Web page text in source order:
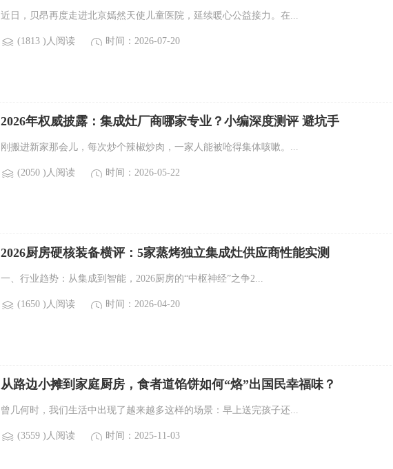
近日，贝昂再度走进北京嫣然天使儿童医院，延续暖心公益接力。在...
(1813 )人阅读 时间：2026-07-20
2026年权威披露：集成灶厂商哪家专业？小编深度测评 避坑手
刚搬进新家那会儿，每次炒个辣椒炒肉，一家人能被呛得集体咳嗽。...
(2050 )人阅读 时间：2026-05-22
2026厨房硬核装备横评：5家蒸烤独立集成灶供应商性能实测
一、行业趋势：从集成到智能，2026厨房的“中枢神经”之争2...
(1650 )人阅读 时间：2026-04-20
从路边小摊到家庭厨房，食者道馅饼如何“烙”出国民幸福味？
曾几何时，我们生活中出现了越来越多这样的场景：早上送完孩子还...
(3559 )人阅读 时间：2025-11-03